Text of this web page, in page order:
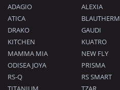
ADAGIO
ALEXIA
ATICA
BLAUTHERM
DRAKO
GAUDI
KITCHEN
KUATRO
MAMMA MIA
NEW FLY
ODISEA JOYA
PRISMA
RS-Q
RS SMART